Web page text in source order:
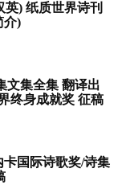
英) 纸质世界诗刊
介)
文集全集 翻译出
终身成就奖 征稿
卡国际诗歌奖/诗集